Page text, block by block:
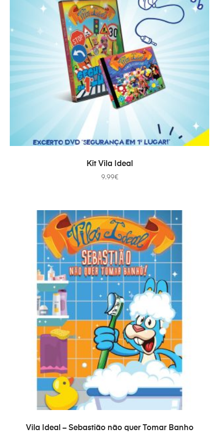
AÑADIR AL CARRITO
Kit Vila Ideal
9.99€
AÑADIR AL CARRITO
Vila Ideal – Sebastião não quer Tomar Banho